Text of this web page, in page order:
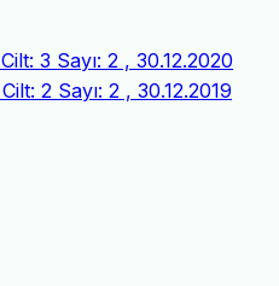
Cilt: 3 Sayı: 2 , 30.12.2020
Cilt: 2 Sayı: 2 , 30.12.2019